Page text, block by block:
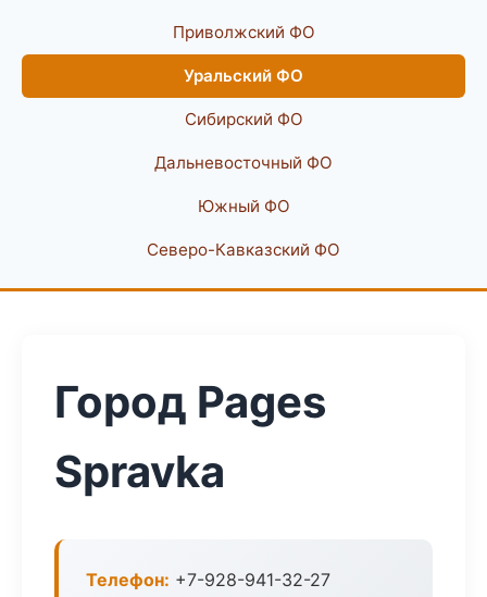
Приволжский ФО
Уральский ФО
Сибирский ФО
Дальневосточный ФО
Южный ФО
Северо-Кавказский ФО
Город Pages
Spravka
Телефон: +7-928-941-32-27